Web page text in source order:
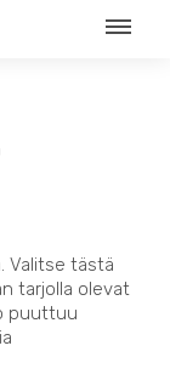
Valitse tästä
tarjolla olevat
puuttuu